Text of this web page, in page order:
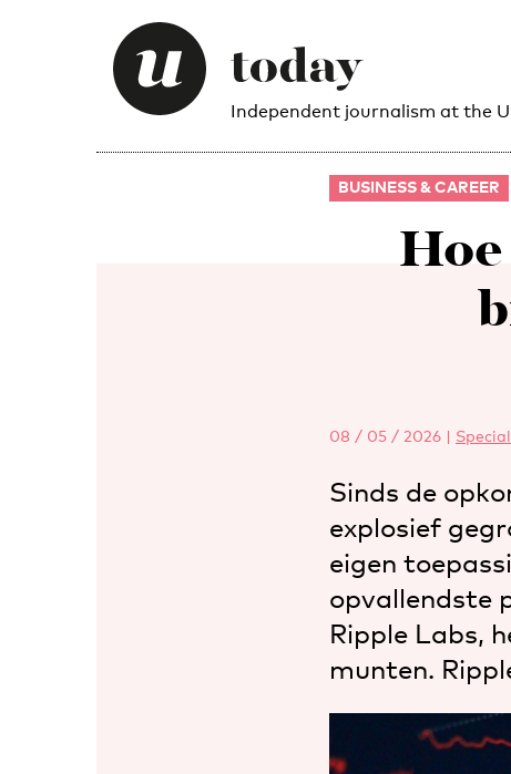
Independent journalism at the
BUSINESS & CAREER
08 / 05 / 2026 |
Sinds de
explosief
eigen
opvallendste
Ripple Labs,
munten.